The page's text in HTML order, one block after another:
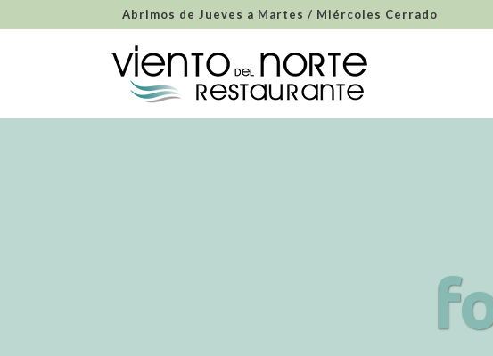
Abrimos de Jueves a Martes / Miércoles Cerrado